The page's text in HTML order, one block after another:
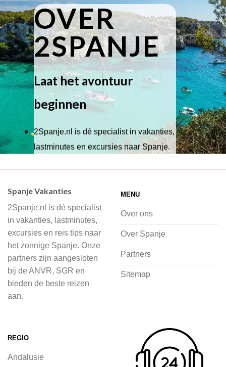
OVER
2SPANJE
Laat het avontuur
beginnen
2Spanje.nl is dé specialist in vakanties,
lastminutes en excursies naar Spanje.
Wij hebben een breed scala aan
of je nu wilt relaxen op het strand,
cultuur wilt ontdekken of avontuur zoekt
in de natuur.
Bij 2Spanje.nl begint de voorpret al
voordat je het vliegtuig instapt, door
inspiratie op te doen over dit zonnige
vliegvakantie zoeken en boeken bij
2Spanje.nl, met een team dat altijd
klaarstaat om eventuele vragen te
Spanje Vakanties
2Spanje.nl is dé specialist
in vakanties, lastminutes,
excursies en reis tips naar
het zonnige Spanje. Onze
partners zijn aangesloten
bij de ANVR, SGR en
bieden de beste reizen
aan.
MENU
Over ons
Over Spanje
Partners
Sitemap
REGIO
Andalusie